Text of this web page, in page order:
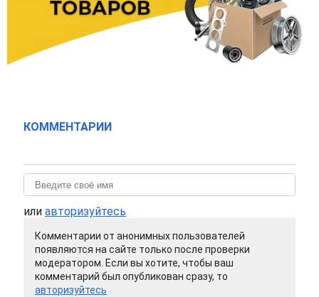
КОММЕНТАРИИ
или авторизуйтесь
Комментарии от анонимных пользователей
появляются на сайте только после проверки
модератором. Если вы хотите, чтобы ваш
комментарий был опубликован сразу, то
авторизуйтесь